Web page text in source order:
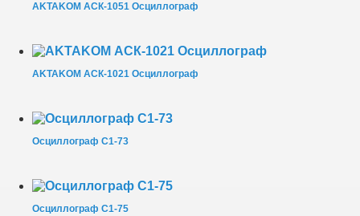
AKTAKOM АСК-1051 Осциллограф
AKTAKOM АСК-1021 Осциллограф
Осциллограф С1-73
Осциллограф С1-75